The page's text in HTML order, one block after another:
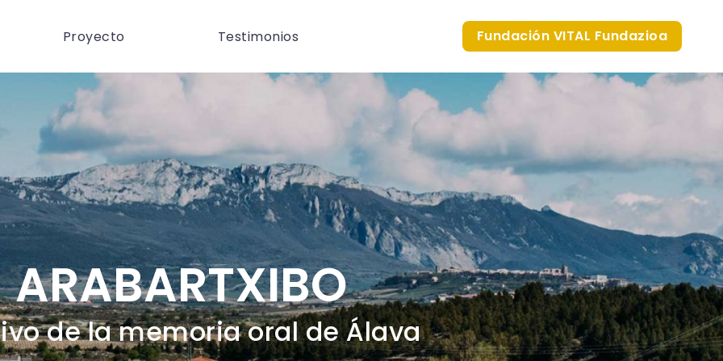
Proyecto Testimonios Fundación VITAL Fundazioa
ARABARTXIBO
de la memoria oral de Álava